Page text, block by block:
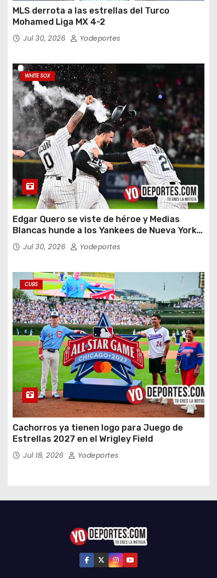
MLS derrota a las estrellas del Turco
Mohamed Liga MX 4-2
Jul 30, 2026 Yodeportes
WHITE SOX
Edgar Quero se viste de héroe y Medias
Blancas hunde a los Yankees de Nueva York
en doce entradas
Jul 30, 2026 Yodeportes
CUBS
Cachorros ya tienen logo para Juego de
Estrellas 2027 en el Wrigley Field
Jul 18, 2026 Yodeportes